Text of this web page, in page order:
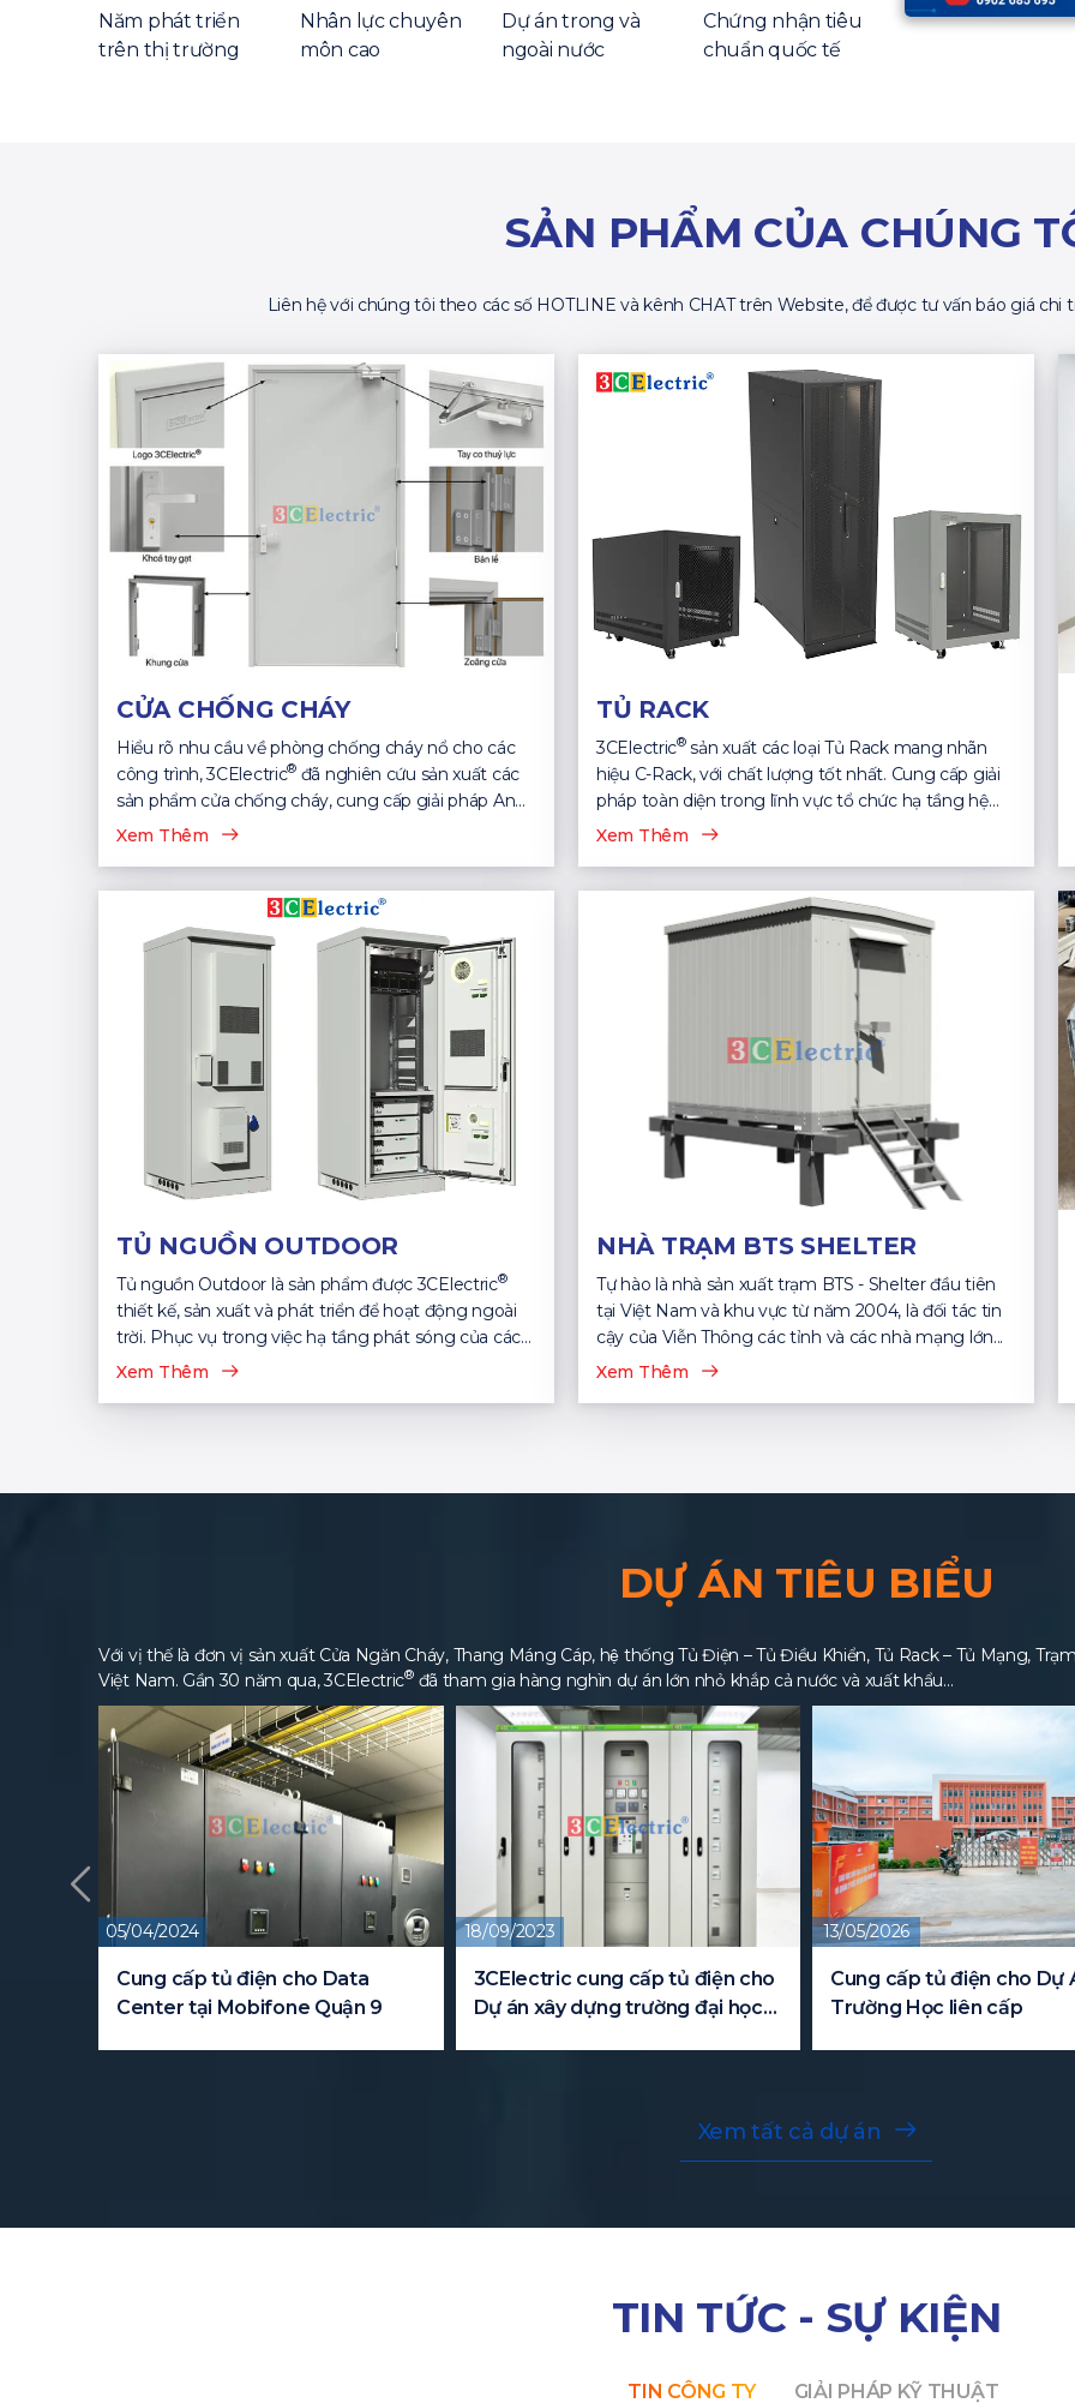
Năm phát triển
trên thị trường
Nhân lực chuyên
môn cao
Dự án trong và
ngoài nước
Chứng nhận tiêu
chuẩn quốc tế
SẢN PHẨM CỦA CHÚNG
Liên hệ với chúng tôi theo các số HOTLINE và kênh CHAT trên Website, để được tư vấn báo giá
CỬA CHỐNG CHÁY
Hiểu rõ nhu cầu về phòng chống cháy nổ cho các
công trình, 3CElectric® đã nghiên cứu sản xuất các
sản phẩm cửa chống cháy, cung cấp giải pháp An
Toàn...
Xem Thêm
TỦ RACK
3CElectric®sản xuất các loại Tủ Rack mang nhãn
hiệu C-Rack, với chất lượng tốt nhất. Cung cấp giải
pháp toàn diện trong lĩnh vực tổ chức hạ tầng hệ
thống CNTT...
Xem Thêm
TỦ NGUỒN OUTDOOR
Tủ nguồn Outdoor là sản phẩm được 3CElectric®
thiết kế, sản xuất và phát triển để hoạt động ngoài
trời. Phục vụ trong việc hạ tầng phát sóng của các
nhà mạng viễn thông...
Xem Thêm
NHÀ TRẠM BTS SHELTER
Tự hào là nhà sản xuất trạm BTS - Shelter đầu tiên
tại Việt Nam và khu vực từ năm 2004, là đối tác tin
cậy của Viễn Thông các tỉnh và các nhà mạng lớn...
Xem Thêm
DỰ ÁN TIÊU BIỂU
Với vị thế là đơn vị sản xuất Cửa Ngăn Cháy, Thang Máng Cáp, hệ thống Tủ Điện – Tủ Điều Khiển, Tủ Rack – Tủ Mạng,
Việt Nam. Gần 30 năm qua, 3CElectric®đã tham gia hàng nghìn dự án lớn nhỏ khắp cả nước và xuất khẩu…
05/04/2024
Cung cấp tủ điện cho Data
Center tại Mobifone Quận 9
18/09/2023
3CElectric cung cấp tủ điện cho
Dự án xây dựng trường đại học
13/05/2026
Cung cấp tủ điện cho Dự
Trường Học liên cấp
Xem tất cả dự án
TIN TỨC - SỰ KIỆN
TIN CÔNG TY GIẢI PHÁP KỸ THUẬT